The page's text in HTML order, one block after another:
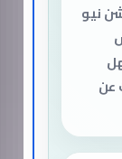
نيو
عن